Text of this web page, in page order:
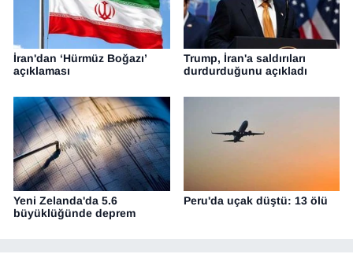
İran'dan ‘Hürmüz Boğazı’
açıklaması
Trump, İran'a saldırıları
durdurduğunu açıkladı
Yeni Zelanda'da 5.6
büyüklüğünde deprem
Peru'da uçak düştü: 13 ölü